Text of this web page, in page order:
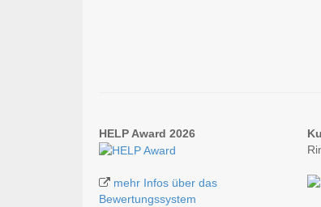
HELP Award 2026
mehr Infos über das
Bewertungssystem